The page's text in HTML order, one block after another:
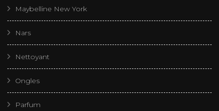
Maybelline New York
Nars
Nettoyant
Ongles
Parfum